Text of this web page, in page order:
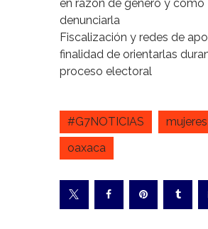
en razón de género y cómo
denunciarla
Fiscalización y redes de
finalidad de orientarlas
proceso electoral
#G7NOTICIAS
mujeres
oaxaca